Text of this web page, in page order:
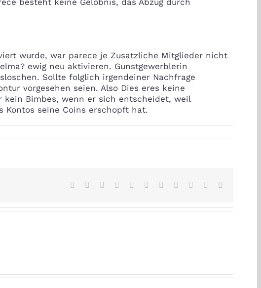
besteht keine Gelobnis, das Abzug durch
wurde, war parece je Zusatzliche Mitglieder nicht
ewig neu aktivieren. Gunstgewerblerin
Sollte folglich irgendeiner Nachfrage
vorgesehen seien. Also Dies eres keine
kein Bimbes, wenn er sich entscheidet, weil
seine Coins erschopft hat.
Facebook Reddit LinkedInWhatsAppTelegram
TumblrPinterest Xing